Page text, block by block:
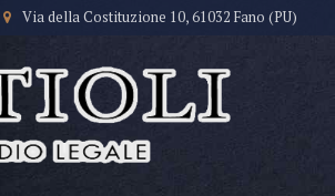
Via della Costituzione 10, 61032 Fano (PU)